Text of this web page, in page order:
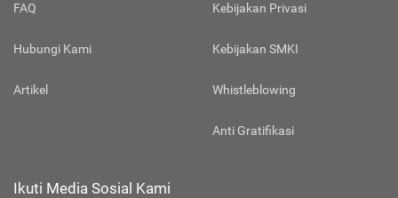
FAQ
Hubungi Kami
Artikel
Kebijakan Privasi
Kebijakan SMKI
Whistleblowing
Anti Gratifikasi
Ikuti Media Sosial Kami